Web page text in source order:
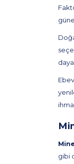
gibi